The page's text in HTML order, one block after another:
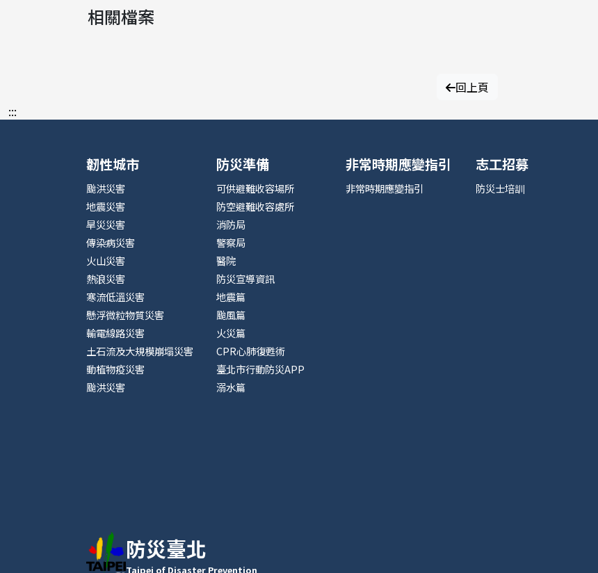
相關檔案
回上頁
:::
韌性城市
颱洪災害
地震災害
旱災災害
傳染病災害
火山災害
熱浪災害
寒流低溫災害
懸浮微粒物質災害
輸電線路災害
土石流及大規模崩塌災害
動植物疫災害
颱洪災害
防災準備
可供避難收容場所
防空避難收容處所
消防局
警察局
醫院
防災宣導資訊
地震篇
颱風篇
火災篇
CPR心肺復甦術
臺北市行動防災APP
溺水篇
非常時期應變指引
非常時期應變指引
志工招募
防災士培訓
防災臺北
Taipei of Disaster Prevention